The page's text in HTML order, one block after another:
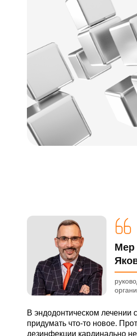
Мер
В эндодонтическом лечении
придумать что-то новое.
дезинфекции кардинально